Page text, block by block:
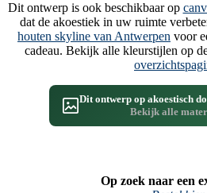
Dit ontwerp is ook beschikbaar op
dat de akoestiek in uw ruimte
houten skyline van Antwerpen voor
cadeau. Bekijk alle kleurstijlen op
Dit ontwerp op akoestisch
Bekijk alle
Op zoek naar een